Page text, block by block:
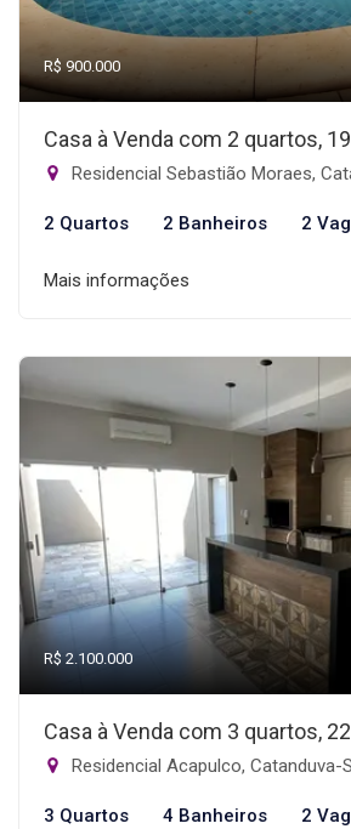
R$ 900.000
Casa à Venda com 2 quartos,
Residencial Sebastião Moraes,
2 Quartos 2 Banheiros 2
Mais informações
R$ 2.100.000
Casa à Venda com 3 quartos,
Residencial Acapulco, Catanduva-
3 Quartos 4 Banheiros 2